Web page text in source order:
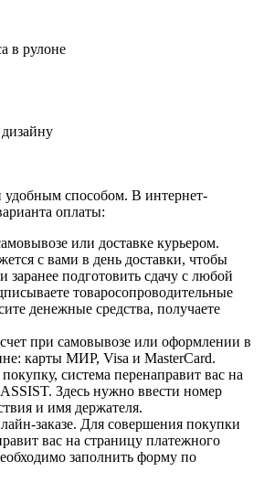
в рулоне
удобным способом. В интернет-
оплаты:
или доставке курьером.
с вами в день доставки, чтобы
заранее подготовить сдачу с любой
товаросопроводительные
денежные средства, получаете
при самовывозе или оформлении в
карты МИР, Visa и MasterCard.
система перенаправит вас на
Здесь нужно ввести номер
и имя держателя.
заказе. Для совершения покупки
вас на страницу платежного
заполнить форму по